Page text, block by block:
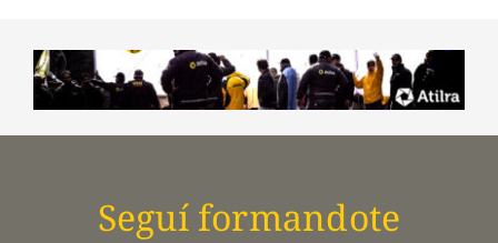
Seguí formandote